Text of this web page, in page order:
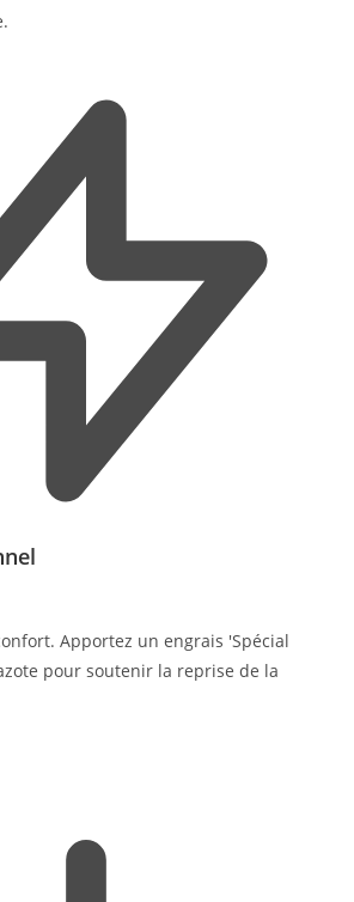
Apportez un engrais 'Spécial
pour soutenir la reprise de la